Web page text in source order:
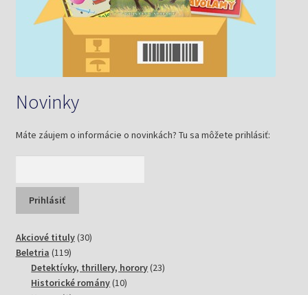
Novinky
Máte záujem o informácie o novinkách? Tu sa môžete prihlásiť:
Akciové tituly 3030
Beletria 119119
produktov
Detektívky, thrillery, horory 2323
Historické romány 1010